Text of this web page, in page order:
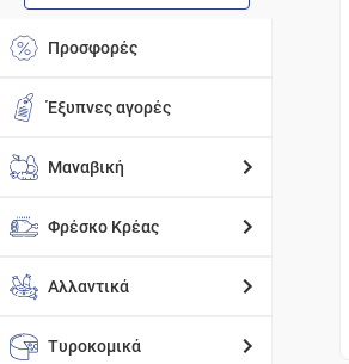
Προσφορές
Έξυπνες αγορές
Μαναβική
Φρέσκο Κρέας
Αλλαντικά
Τυροκομικά